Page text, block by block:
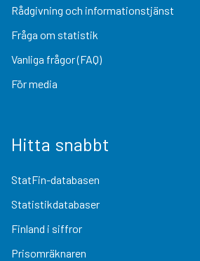
Rådgivning och informationstjänst
Fråga om statistik
Vanliga frågor (FAQ)
För media
Hitta snabbt
StatFin-databasen
Statistikdatabaser
Finland i siffror
Prisomräknaren